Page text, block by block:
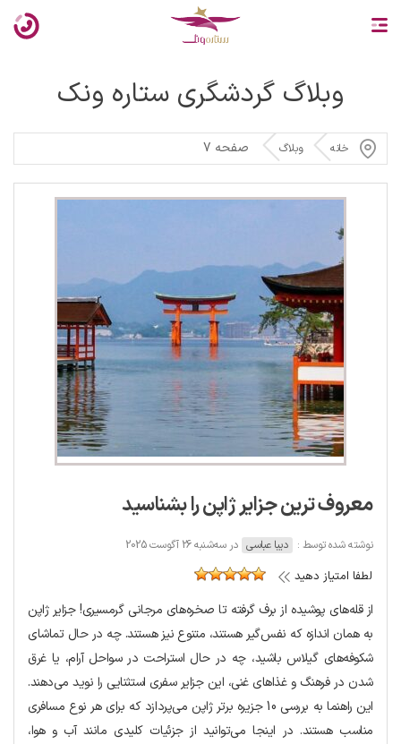
وبلاگ گردشگری ستاره ونک
خانه وبلاگ صفحه 7
معروف ترین جزایر ژاپن را بشناسید
نوشته شده توسط : دیبا عباسی در سه‌شنبه 26 آگوست 2025
لطفا امتیاز دهید
از قله‌های پوشیده از برف گرفته تا صخره‌های مرجانی گرمسیری! جزایر ژاپن
به همان اندازه که نفس‌گیر هستند، متنوع نیز هستند. چه در حال تماشای
شکوفه‌های گیلاس باشید، چه در حال استراحت در سواحل آرام، یا غرق
شدن در فرهنگ و غذاهای غنی، این جزایر سفری استثنایی را نوید می‌دهند.
این راهنما به بررسی 10 جزیره برتر ژاپن می‌پردازد که برای هر نوع مسافری
مناسب هستند. در اینجا می‌توانید از جزئیات کلیدی مانند آب و هوا،